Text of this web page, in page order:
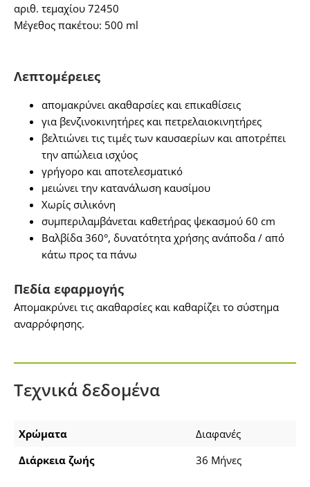
αριθ. τεμαχίου 72450
Μέγεθος πακέτου: 500 ml
Λεπτομέρειες
απομακρύνει ακαθαρσίες και επικαθίσεις
για βενζινοκινητήρες και πετρελαιοκινητήρες
βελτιώνει τις τιμές των καυσαερίων και αποτρέπει
την απώλεια ισχύος
γρήγορο και αποτελεσματικό
μειώνει την κατανάλωση καυσίμου
Χωρίς σιλικόνη
συμπεριλαμβάνεται καθετήρας ψεκασμού 60 cm
Βαλβίδα 360°, δυνατότητα χρήσης ανάποδα / από
κάτω προς τα πάνω
Πεδία εφαρμογής
Απομακρύνει τις ακαθαρσίες και καθαρίζει το σύστημα
αναρρόφησης.
Τεχνικά δεδομένα
Χρώματα
Διαφανές
Διάρκεια ζωής
36 Μήνες